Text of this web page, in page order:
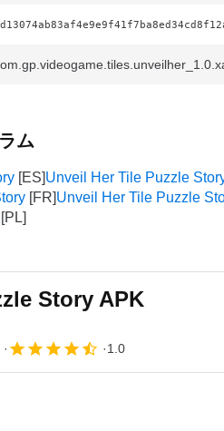
ム
Unveil Her Tile Puzzle
Unveil Her Tile Puzzle
Story APK
1.0